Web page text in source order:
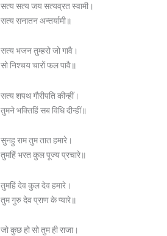
सत्य सत्य जय सत्यव्रत स्वामी।
सत्य सनातन अन्तर्यामी॥
सत्य भजन तुम्हरो जो गावै।
सो निश्चय चारों फल पावै॥
सत्य शपथ गौरीपति कीन्हीं।
तुमने भक्तिहिं सब विधि दीन्हीं॥
सुनहु राम तुम तात हमारे।
तुमहिं भरत कुल पूज्य प्रचारे॥
तुमहिं देव कुल देव हमारे।
तुम गुरु देव प्राण के प्यारे॥
जो कुछ हो सो तुम ही राजा।